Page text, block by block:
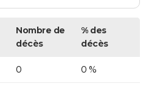
Nombre de
décès
% des
décès
0 0 %